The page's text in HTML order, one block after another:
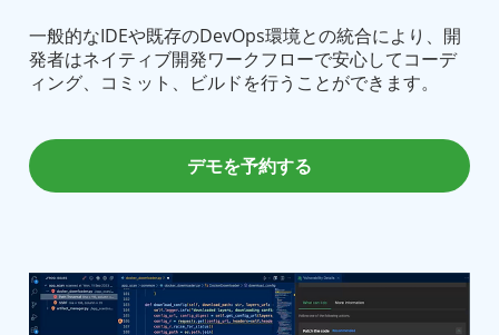
一般的なIDEや既存のDevOps環境との統合により、開
発者はネイティブ開発ワークフローで安心してコーデ
ィング、コミット、ビルドを行うことができます。
デモを予約する